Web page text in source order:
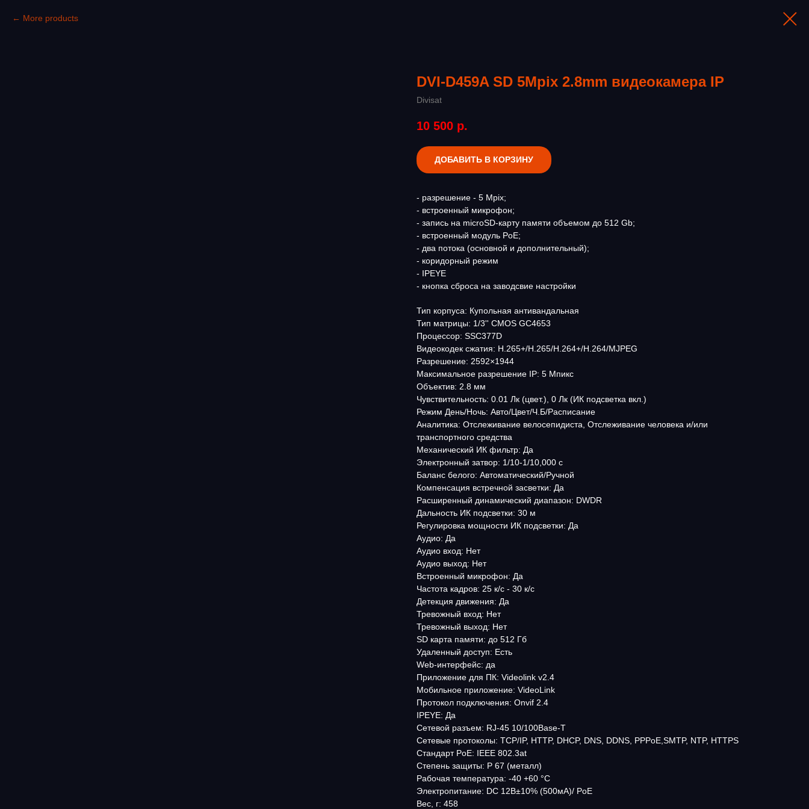
More products
DVI-D459A SD 5Mpix 2.8mm видеокамера IP
Divisat
10 500 р.
ДОБАВИТЬ В КОРЗИНУ
- разрешение - 5 Mpix;
- встроенный микрофон;
- запись на microSD-карту памяти объемом до 512 Gb;
- встроенный модуль PoE;
- два потока (основной и дополнительный);
- коридорный режим
- IPEYE
- кнопка сброса на заводсвие настройки
Тип корпуса: Купольная антивандальная
Тип матрицы: 1/3'' CMOS GC4653
Процессор: SSC377D
Видеокодек сжатия: H.265+/H.265/H.264+/H.264/MJPEG
Разрешение: 2592×1944
Максимальное разрешение IP: 5 Мпикс
Объектив: 2.8 мм
Чувствительность: 0.01 Лк (цвет.), 0 Лк (ИК подсветка вкл.)
Режим День/Ночь: Авто/Цвет/Ч.Б/Расписание
Аналитика: Отслеживание велосепидиста, Отслеживание человека и/или
транспортного средства
Механический ИК фильтр: Да
Электронный затвор: 1/10-1/10,000 с
Баланс белого: Автоматический/Ручной
Компенсация встречной засветки: Да
Расширенный динамический диапазон: DWDR
Дальность ИК подсветки: 30 м
Регулировка мощности ИК подсветки: Да
Аудио: Да
Аудио вход: Нет
Аудио выход: Нет
Встроенный микрофон: Да
Частота кадров: 25 к/с - 30 к/с
Детекция движения: Да
Тревожный вход: Нет
Тревожный выход: Нет
SD карта памяти: до 512 Гб
Удаленный доступ: Есть
Web-интерфейс: да
Приложение для ПК: Videolink v2.4
Мобильное приложение: VideoLink
Протокол подключения: Onvif 2.4
IPEYE: Да
Сетевой разъем: RJ-45 10/100Base-T
Сетевые протоколы: TCP/IP, HTTP, DHCP, DNS, DDNS, PPPoE,SMTP, NTP, HTTPS
Стандарт PoE: IEEE 802.3at
Степень защиты: P 67 (металл)
Рабочая температура: -40 +60 °C
Электропитание: DC 12B±10% (500мА)/ PoE
Вес, г: 458